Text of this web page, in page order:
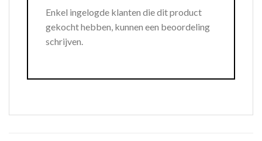
Enkel ingelogde klanten die dit product
gekocht hebben, kunnen een beoordeling
schrijven.